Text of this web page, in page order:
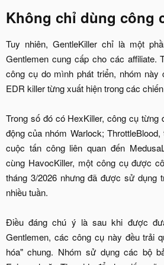
Không chỉ dùng công
Tuy nhiên, GentleKiller chỉ là một
Gentlemen cung cấp cho các
công cụ do mình phát triển, nhóm này
EDR killer từng xuất hiện trong các
Trong số đó có HexKiller, công cụ từng
động của nhóm Warlock;
cuộc tấn công liên quan đến
cùng HavocKiller, một công cụ được
tháng 3/2026 nhưng đã được sử dụng
nhiều tuần.
Điều đáng chú ý là sau khi được
Gentlemen, các công cụ này đều trải
hóa" chung. Nhóm sử dụng các bộ